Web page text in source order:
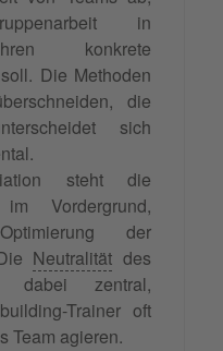
in
konkrete
Die Methoden
die
sich
steht die
im Vordergrund,
der
Neutralität des
dabei zentral,
Trainer oft
Team agieren.